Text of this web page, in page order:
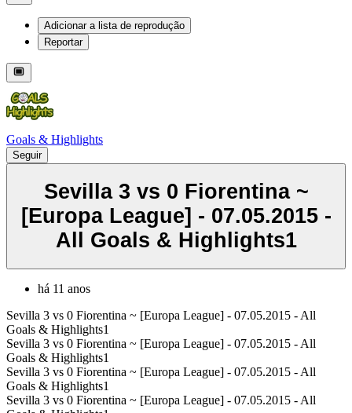
Adicionar a lista de reprodução
Reportar
Goals & Highlights
Seguir
Sevilla 3 vs 0 Fiorentina ~
[Europa League] - 07.05.2015 -
All Goals & Highlights1
há 11 anos
Sevilla 3 vs 0 Fiorentina ~ [Europa League] - 07.05.2015 - All
Goals & Highlights1
Sevilla 3 vs 0 Fiorentina ~ [Europa League] - 07.05.2015 - All
Goals & Highlights1
Sevilla 3 vs 0 Fiorentina ~ [Europa League] - 07.05.2015 - All
Goals & Highlights1
Sevilla 3 vs 0 Fiorentina ~ [Europa League] - 07.05.2015 - All